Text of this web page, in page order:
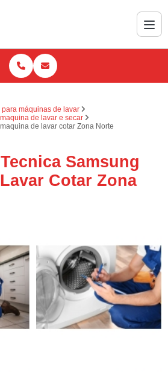
máquinas de lavar
de lavar e secar
de lavar cotar Zona Norte
Samsung
Cotar Zona